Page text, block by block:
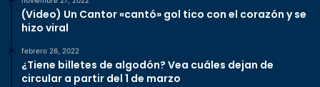
(Video) Un Cantor «cantó» gol tico con el corazón y se
hizo viral
febrero 26, 2022
¿Tiene billetes de algodón? Vea cuáles dejan de
circular a partir del 1 de marzo